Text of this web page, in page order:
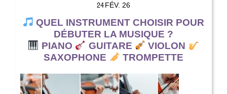
24FÉV. 26
QUEL INSTRUMENT CHOISIR POUR
DÉBUTER LA MUSIQUE ?
PIANO
GUITARE
VIOLON
SAXOPHONE
TROMPETTE